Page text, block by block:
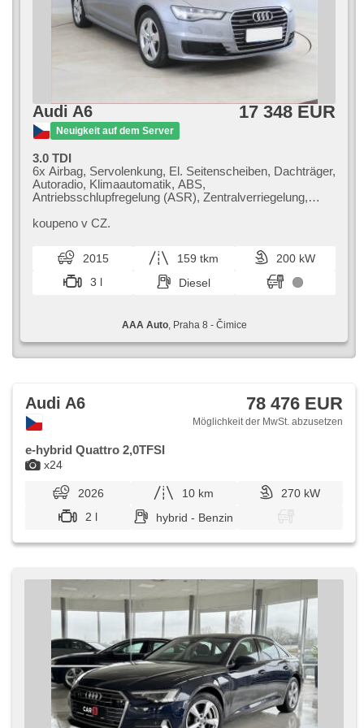
Audi A6
Neuigkeit auf dem Server
17 348 EUR
3.0 TDI
6x Airbag, Servolenkung, El. Seitenscheiben, Dachträger,
Autoradio, Klimaautomatik, ABS,
Antriebsschlupfregelung (ASR), Zentralverriegelung,
(ESP), Nebelscheinwerfer, Scheibenwischersensor,
Automatikgetriebe, Antrieb 4x4
koupeno v CZ.
2015 159 tkm
200 kW
3 l
Diesel
AAA Auto, Praha 8 - Čimice
x24
Audi A6 78 476 EUR
Möglichkeit der MwSt. abzusetzen
e-hybrid Quattro 2,0TFSI
2026 10 km
270 kW
2 l
hybrid - Benzin